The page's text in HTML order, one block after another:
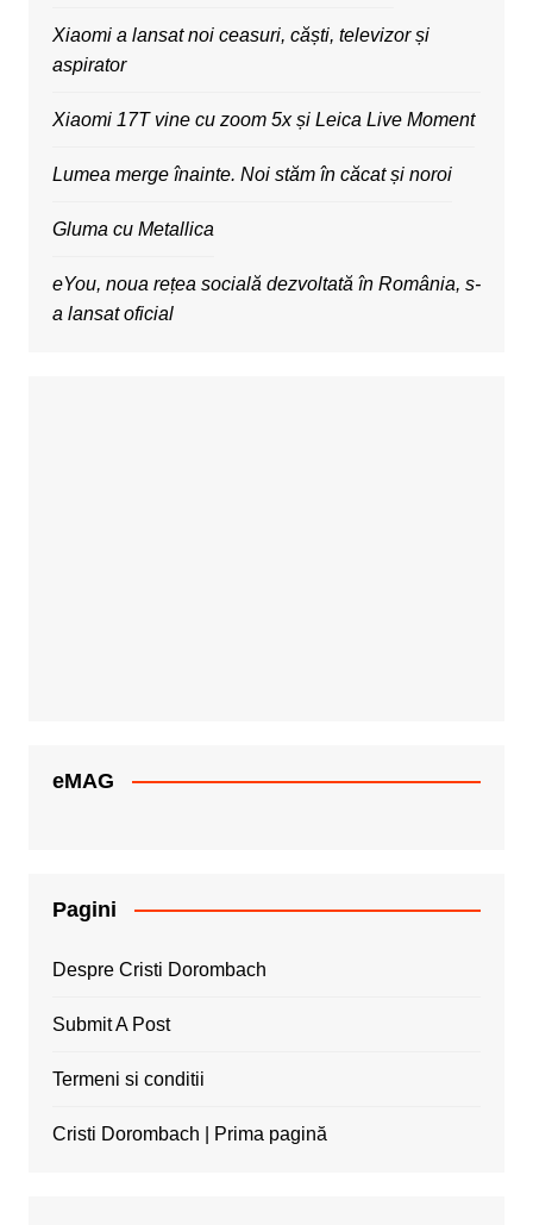
Xiaomi a lansat noi ceasuri, căști, televizor și
aspirator
Xiaomi 17T vine cu zoom 5x și Leica Live Moment
Lumea merge înainte. Noi stăm în căcat și noroi
Gluma cu Metallica
eYou, noua rețea socială dezvoltată în România, s-
a lansat oficial
eMAG
Pagini
Despre Cristi Dorombach
Submit A Post
Termeni si conditii
Cristi Dorombach | Prima pagină